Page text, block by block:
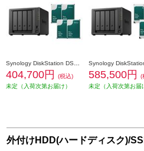
404,700円
(税込)
未定（入荷次第お届け）
585,500円
(
未定（入荷次第お届
外付けHDD(ハードディスク)/